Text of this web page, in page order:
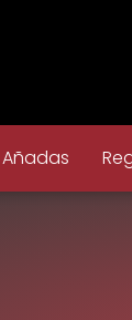
Añadas